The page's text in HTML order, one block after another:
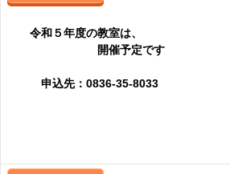
令和５年度の教室は、
開催予定です
申込先：0836-35-8033